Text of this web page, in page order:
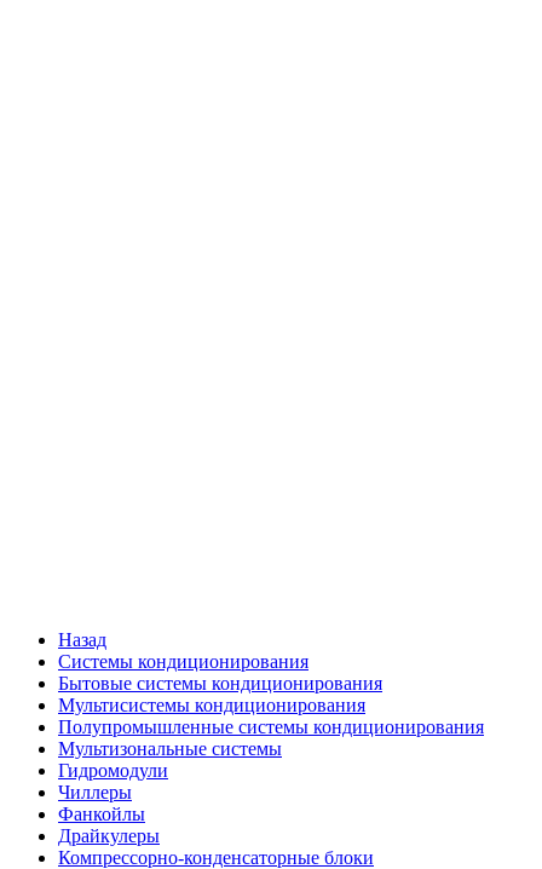
Назад
Системы кондиционирования
Бытовые системы кондиционирования
Мультисистемы кондиционирования
Полупромышленные системы кондиционирования
Мультизональные системы
Гидромодули
Чиллеры
Фанкойлы
Драйкулеры
Компрессорно-конденсаторные блоки